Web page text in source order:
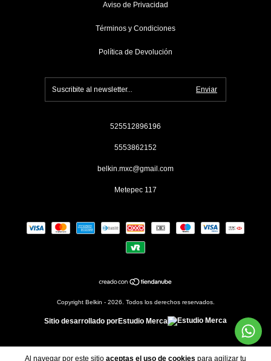
Al navegar por este sitio aceptas el uso de cookies para agilizar tu
Aviso de Privacidad
Términos y Condiciones
Política de Devolución
525512896196
5553862152
belkin.mxc@gmail.com
Metepec 117
Copyright Belkin - 2026. Todos los derechos reservados.
Sitio desarrollado porEstudio Merca